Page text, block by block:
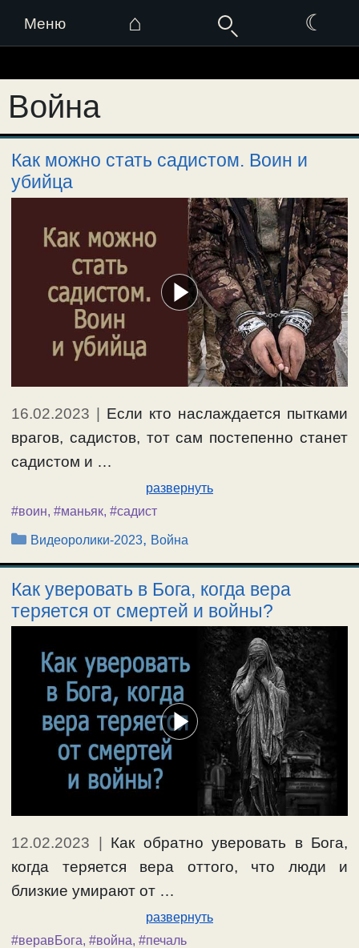
Меню ⌂ ☾
к
содержимому
Война
Как можно стать садистом. Воин и
убийца
16.02.2023 | Если кто наслаждается пытками
врагов, садистов, тот сам постепенно станет
садистом и …
развернуть
#воин, #маньяк, #садист
Рубрики
Видеоролики-2023, Война
Как уверовать в Бога, когда вера
теряется от смертей и войны?
12.02.2023 | Как обратно уверовать в Бога,
когда теряется вера оттого, что люди и
близкие умирают от …
развернуть
#веравБога, #война, #печаль